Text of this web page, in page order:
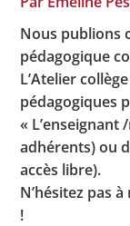
Nous publions
pédagogique
L’Atelier
pédagogiques
« L’enseignant
adhérents) ou
accès libre).
N’hésitez pas
!